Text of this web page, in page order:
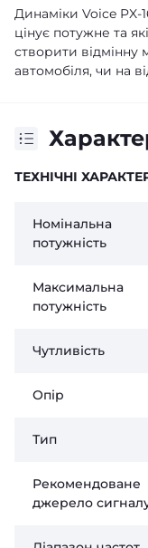
Динаміки Voice PX-
цінує потужне та
створити відмінну
автомобіля, чи на
ТЕХНІЧНІ
Номінальна
потужність
Максимальна
потужність
Чутливість
Опір
Тип
Рекомендоване
джерело